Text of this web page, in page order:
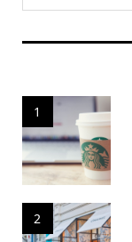
1
2